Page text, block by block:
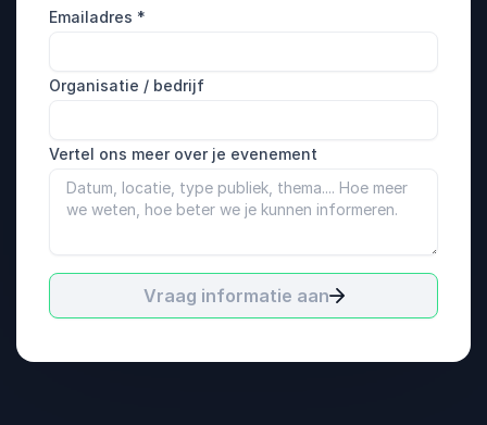
Emailadres *
Organisatie / bedrijf
Vertel ons meer over je evenement
Vraag informatie aan